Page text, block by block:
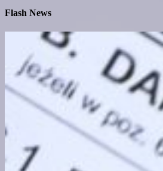
Flash News